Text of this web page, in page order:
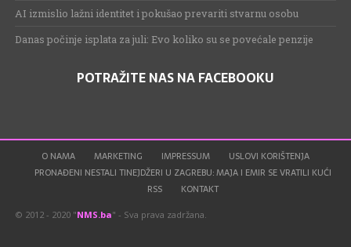
AI izmislio lažni identitet i pokušao prevariti stvarnu osobu
Danas počinje isplata za juli: Evo koliko su se povećale penzije
POTRAŽITE NAS NA FACEBOOKU
O NAMA MARKETING IMPRESSUM
USLOVI KORIŠTENJA
PRONAĐENI NESTALI TINEJDŽERI U ZAGREBU: MAJA I EMIR SE VRATILI KUĆI
RSS
KONTAKT
© 2012 - 2020 "NMS.ba" - Sva prava zadržana.